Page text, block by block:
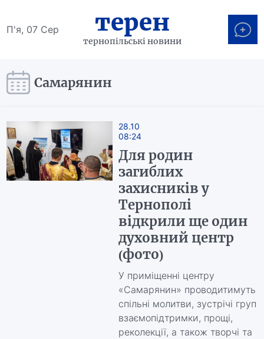
П'я, 07 Сер терен
тернопільські новини
Самарянин
28.10
08:24
Для родин
загиблих
захисників у
Тернополі
відкрили ще один
духовний центр
(фото)
У приміщенні центру
«Самарянин» проводитимуть
спільні молитви, зустрічі груп
взаємопідтримки, прощі,
реколекції, а також творчі та